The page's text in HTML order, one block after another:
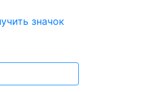
значок